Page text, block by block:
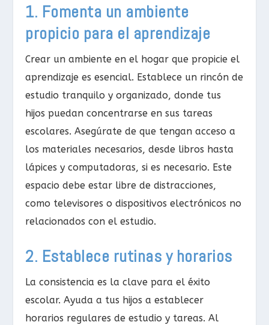
1. Fomenta un ambiente
propicio para el aprendizaje
Crear un ambiente en el hogar que propicie el
aprendizaje es esencial. Establece un rincón de
estudio tranquilo y organizado, donde tus
hijos puedan concentrarse en sus tareas
escolares. Asegúrate de que tengan acceso a
los materiales necesarios, desde libros hasta
lápices y computadoras, si es necesario. Este
espacio debe estar libre de distracciones,
como televisores o dispositivos electrónicos no
relacionados con el estudio.
2. Establece rutinas y horarios
La consistencia es la clave para el éxito
escolar. Ayuda a tus hijos a establecer
horarios regulares de estudio y tareas. Al